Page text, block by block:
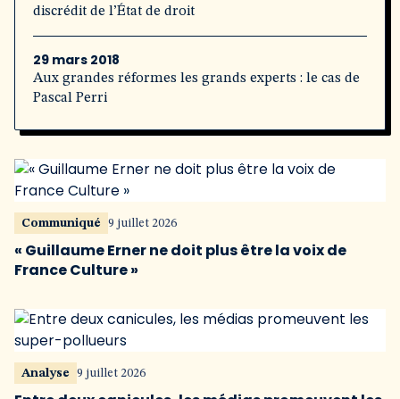
discrédit de l’État de droit
29 mars 2018
Aux grandes réformes les grands experts : le cas de
Pascal Perri
Communiqué 9 juillet 2026
« Guillaume Erner ne doit plus être la voix de
France Culture »
Analyse 9 juillet 2026